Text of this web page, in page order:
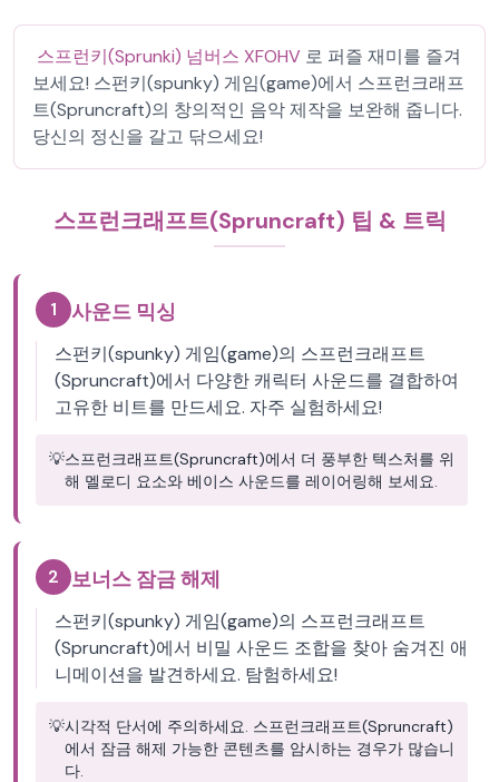
스프런키(Sprunki) 넘버스 XFOHV 로 퍼즐 재미를 즐겨
보세요! 스펀키(spunky) 게임(game)에서 스프런크래프
트(Spruncraft)의 창의적인 음악 제작을 보완해 줍니다.
당신의 정신을 갈고 닦으세요!
스프런크래프트(Spruncraft) 팁 & 트릭
1 사운드 믹싱
스펀키(spunky) 게임(game)의 스프런크래프트
(Spruncraft)에서 다양한 캐릭터 사운드를 결합하여
고유한 비트를 만드세요. 자주 실험하세요!
💡스프런크래프트(Spruncraft)에서 더 풍부한 텍스처를 위
해 멜로디 요소와 베이스 사운드를 레이어링해 보세요.
2 보너스 잠금 해제
스펀키(spunky) 게임(game)의 스프런크래프트
(Spruncraft)에서 비밀 사운드 조합을 찾아 숨겨진 애
니메이션을 발견하세요. 탐험하세요!
💡시각적 단서에 주의하세요. 스프런크래프트(Spruncraft)
에서 잠금 해제 가능한 콘텐츠를 암시하는 경우가 많습니
다.